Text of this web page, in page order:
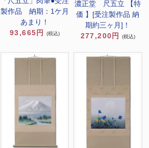
製作品 納期：1ケ月
あまり！
93,665円
(税込)
濃正堂 尺五立 【特
価 】[受注製作品 納
期約三ヶ月]！
277,200円
(税込)